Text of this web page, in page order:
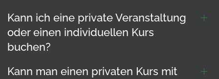
Kann ich eine private Veranstaltung
oder einen individuellen Kurs
buchen?
Kann man einen privaten Kurs mit